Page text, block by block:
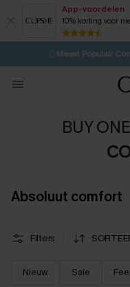
App-voordelen
10% korting voor
⚡️LAATSTE
🩱Meest Populair
💌Abonneer
Koop 3,
BUY
Absoluut comfort
Filters
Nieuw Sale